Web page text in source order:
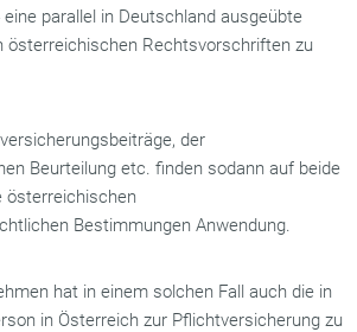
parallel in Deutschland ausgeübte
österreichischen Rechtsvorschriften zu
der
Beurteilung etc. finden sodann auf beide
österreichischen
Bestimmungen Anwendung.
hat in einem solchen Fall auch die in
in Österreich zur Pflichtversicherung zu